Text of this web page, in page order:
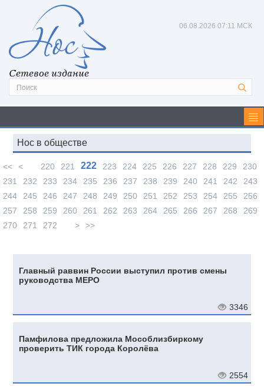
Сетевое издание
06.08.2026 07:11 МСК
Нос в обществе
<< < 220 221 222 223 224 225 226 227 228 229
230
231
232 233 234 235 236 237 238 239 240 241 242
243
244
245 246 247 248 249 250 251 252 253 254 255
256
257
258 259 260 261 262 263 264 265 266 267 268
269
270
271 272 > >>
Главный раввин России выступил против смены
руководства МЕРО
3346
Памфилова предложила Мособлизбиркому
проверить ТИК города Королёва
2554